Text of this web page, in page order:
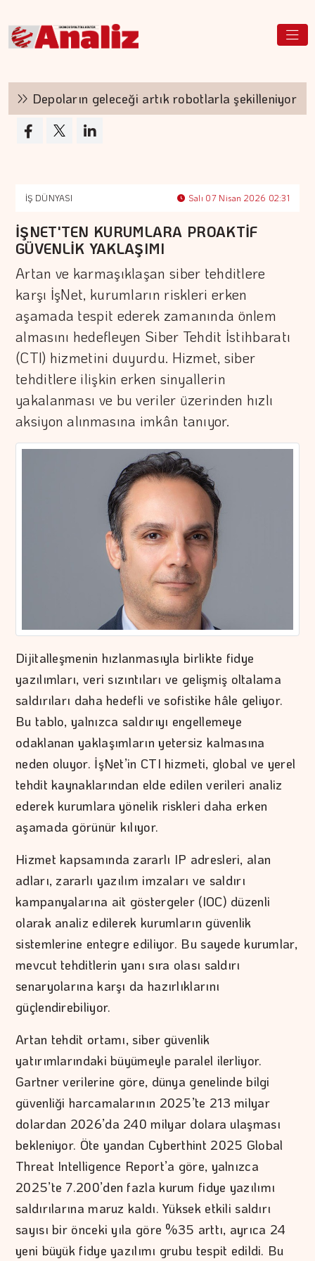
Depoların geleceği artık robotlarla şekilleniyor
İŞ DÜNYASI Salı 07 Nisan 2026 02:31
İŞNET'TEN KURUMLARA PROAKTİF
GÜVENLİK YAKLAŞIMI
Artan ve karmaşıklaşan siber tehditlere
karşı İşNet, kurumların riskleri erken
aşamada tespit ederek zamanında önlem
almasını hedefleyen Siber Tehdit İstihbaratı
(CTI) hizmetini duyurdu. Hizmet, siber
tehditlere ilişkin erken sinyallerin
yakalanması ve bu veriler üzerinden hızlı
aksiyon alınmasına imkân tanıyor.
Dijitalleşmenin hızlanmasıyla birlikte fidye
yazılımları, veri sızıntıları ve gelişmiş oltalama
saldırıları daha hedefli ve sofistike hâle geliyor.
Bu tablo, yalnızca saldırıyı engellemeye
odaklanan yaklaşımların yetersiz kalmasına
neden oluyor. İşNet’in CTI hizmeti, global ve yerel
tehdit kaynaklarından elde edilen verileri analiz
ederek kurumlara yönelik riskleri daha erken
aşamada görünür kılıyor.
Hizmet kapsamında zararlı IP adresleri, alan
adları, zararlı yazılım imzaları ve saldırı
kampanyalarına ait göstergeler (IOC) düzenli
olarak analiz edilerek kurumların güvenlik
sistemlerine entegre ediliyor. Bu sayede kurumlar,
mevcut tehditlerin yanı sıra olası saldırı
senaryolarına karşı da hazırlıklarını
güçlendirebiliyor.
Artan tehdit ortamı, siber güvenlik
yatırımlarındaki büyümeyle paralel ilerliyor.
Gartner verilerine göre, dünya genelinde bilgi
güvenliği harcamalarının 2025’te 213 milyar
dolardan 2026’da 240 milyar dolara ulaşması
bekleniyor. Öte yandan Cyberthint 2025 Global
Threat Intelligence Report’a göre, yalnızca
2025’te 7.200’den fazla kurum fidye yazılımı
saldırılarına maruz kaldı. Yüksek etkili saldırı
sayısı bir önceki yıla göre %35 arttı, ayrıca 24
yeni büyük fidye yazılımı grubu tespit edildi. Bu